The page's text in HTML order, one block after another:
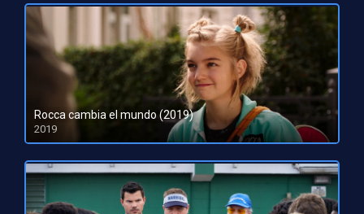
Rocca cambia el mundo (2019)
2019
HD 720p